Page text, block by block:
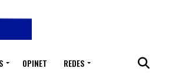
OPINET REDES